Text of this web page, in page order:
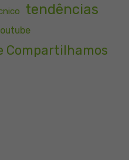
tendências
Compartilhamos